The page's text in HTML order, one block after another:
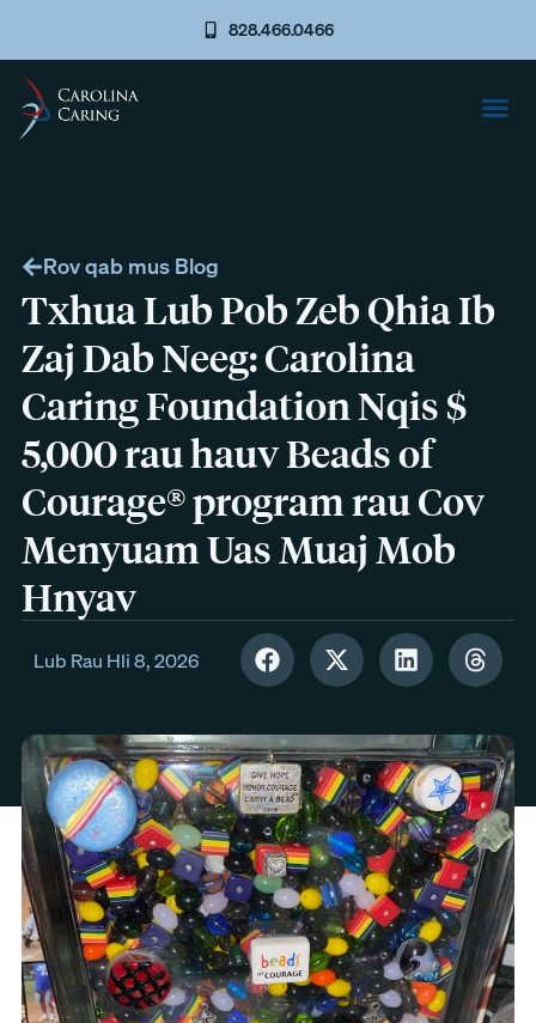
828.466.0466
Rov qab mus Blog
Txhua Lub Pob Zeb Qhia Ib
Zaj Dab Neeg: Carolina
Caring Foundation Nqis $
5,000 rau hauv Beads of
Courage® program rau Cov
Menyuam Uas Muaj Mob
Hnyav
Lub Rau Hli 8, 2026